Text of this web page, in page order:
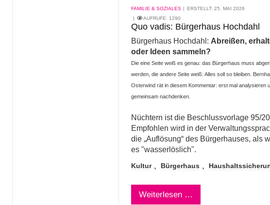
FAMILIE & SOZIALES
ERSTELLT: 25. MAI 2026
AUFRUFE: 1290
Quo vadis: Bürgerhaus Hochdahl
Bürgerhaus Hochdahl: Abreißen,
oder Ideen sammeln?
Die eine Seite weiß es genau: das Bürgerhaus muss
werden, die andere Seite weiß: Alles soll so bleiben.
Osterwind rät in diesem Kommentar: erst mal analysieren
gemeinsam nachdenken.
Nüchtern ist die Beschlussvorlage 95/
Empfohlen wird in der
die „Auflösung“ des Bürgerhauses, als
es "wasserlöslich".
Kultur Bürgerhaus
Weiterlesen …